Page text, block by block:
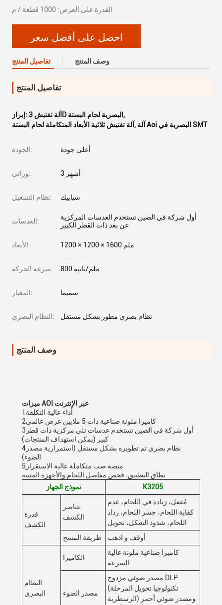
القدرة على العرض: 1000 قطعة / م
احصل على أفضل سعر
تفاصيل المنتج وصف المنتج
تفاصيل المنتج
إبراز: آلة تفتيش 3D البصرية لحام البستة ,
آلة تفتيش ثلاثية الأبعاد المتكاملة لحام البستة , آلة Aoi البصرية في SMT
الجودة: أعلى جودة
وراتي: 3 أشهر
نظام التشغيل: شبابيك
العدسات:
أول شركة في الصين تستخدم العدسات المركزية
عن بعد ذات القطر الكبير
الأبعاد: 1200 × 1200 × 1600 ملم
سرعة الحركة: 800 ملم/ثانية
المعيار: سميما
النظام البصري: نظام بصري مطور بشكل مستقل
وصف المنتج
ميزات AOI عبر الإنترنت
1أداء عالية التكلفة
2كاميرا ملونة صناعية ذات 5 ملايين عرض عالمي
3أول شركة في الصين تستخدم عدسات تلي مركزية ذات قطر
كبير (يمكن استهداف المنتجات)
4نظام بصري تم تطويره بشكل مستقل (استمرارية مصدر
الضوء)
5منصة صب متكاملة عالية الاستقرار
نطاق التطبيق: فحص مفاصل اللحام والأجهزة المثبتة
نموذج الجهاز
K3205
قدرة
الكشف
عناصر
الكشف
مُغفل، زيادة في اللحام، عدم
كفاية اللحام، جسر اللحام، رذاذ
اللحام، شذوذ الشكل، تحويل
طريقة المسح
أوقف و اذهب
النظام
البصري
الكاميرا
كاميرا صناعية ملونة عالية
السرعة
مصدر الضوء
مصدر ضوئي مزدوج DLP
(تكنولوجيا تحويل المرحلة
الرسطرية) ومصدر ضوئي أحمر